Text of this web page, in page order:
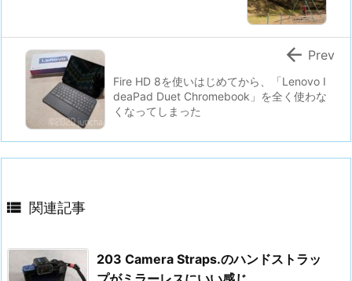
Fire HD 8を使いはじめてから、「Lenovo I
deaPad Duet Chromebook」を全く使わな
くなってしまった
 Prev
 関連記事
203 Camera Straps.のハンドストラッ